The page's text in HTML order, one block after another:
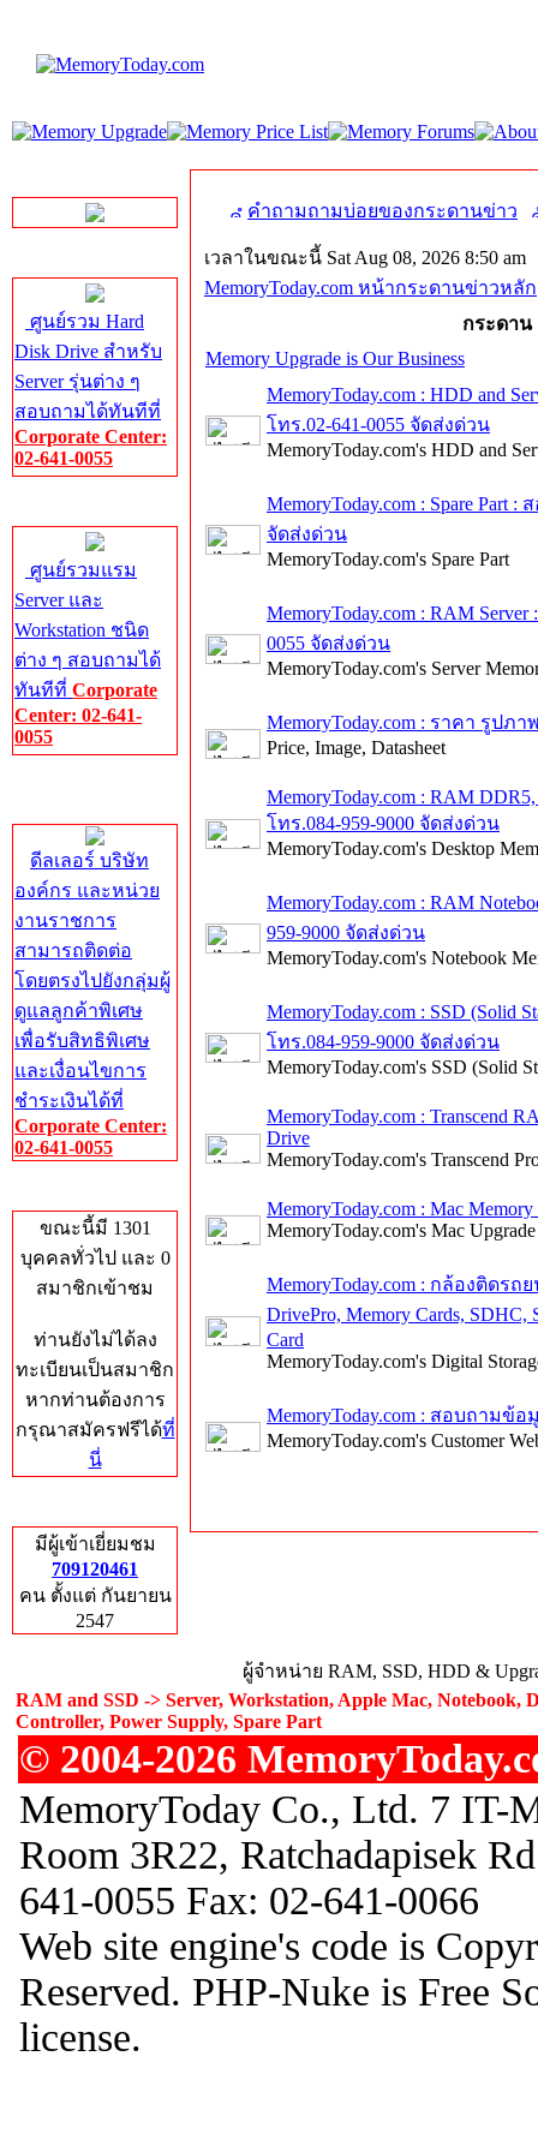
ศูนย์รวม Hard
Disk Drive สำหรับ
Server รุ่นต่าง ๆ
สอบถามได้ทันทีที่
Corporate Center:
02-641-0055
ศูนย์รวมแรม
Server และ
Workstation ชนิด
ต่าง ๆ สอบถามได้
ทันทีที่ Corporate
Center: 02-641-
0055
ดีลเลอร์ บริษัท
องค์กร และหน่วย
งานราชการ
สามารถติดต่อ
โดยตรงไปยังกลุ่มผู้
ดูแลลูกค้าพิเศษ
เพื่อรับสิทธิพิเศษ
และเงื่อนไขการ
ชำระเงินได้ที่
Corporate Center:
02-641-0055
ขณะนี้มี 1301
บุคคลทั่วไป และ 0
สมาชิกเข้าชม
ท่านยังไม่ได้ลง
ทะเบียนเป็นสมาชิก
หากท่านต้องการ
กรุณาสมัครฟรีได้ที่
นี่
มีผู้เข้าเยี่ยมชม
709120461
คน ตั้งแต่ กันยายน
2547
คำถามถามบ่อยของกระดานข่าว
เวลาในขณะนี้ Sat Aug 08, 2026 8:50 am
MemoryToday.com หน้ากระดานข่าวหลัก
กระดาน
Memory Upgrade is Our Business
MemoryToday.com : HDD and
โทร.02-641-0055 จัดส่งด่วน
MemoryToday.com's HDD and
MemoryToday.com : Spare Part
จัดส่งด่วน
MemoryToday.com's Spare Part
MemoryToday.com : RAM
0055 จัดส่งด่วน
MemoryToday.com's Server
MemoryToday.com : ราคา รูปภาพ
Price, Image, Datasheet
MemoryToday.com : RAM
โทร.084-959-9000 จัดส่งด่วน
MemoryToday.com's Desktop
MemoryToday.com : RAM
959-9000 จัดส่งด่วน
MemoryToday.com's Notebook
MemoryToday.com : SSD (Solid
โทร.084-959-9000 จัดส่งด่วน
MemoryToday.com's SSD (Solid
MemoryToday.com : Transcend
Drive
MemoryToday.com's Transcend
MemoryToday.com : Mac
MemoryToday.com's Mac
MemoryToday.com : กล้องติดรถย
DrivePro, Memory Cards,
Card
MemoryToday.com's Digital
MemoryToday.com : สอบถามข้
MemoryToday.com's Customer
ผู้จำหน่าย RAM, SSD, HDD &
RAM and SSD -> Server, Workstation, Apple Mac, Notebook,
Controller, Power Supply, Spare Part
© 2004-2026
MemoryToday Co., Ltd. 7 IT-
Room 3R22, Ratchadapisek
641-0055 Fax: 02-641-0066
Web site engine's code is
Reserved. PHP-Nuke is Free
license.